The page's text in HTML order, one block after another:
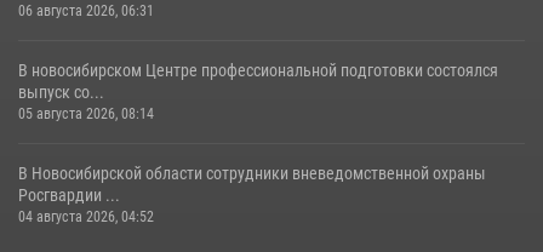
06 августа 2026, 06:31
В новосибирском Центре профессиональной подготовки состоялся
выпуск со...
05 августа 2026, 08:14
В Новосибирской области сотрудники вневедомственной охраны
Росгвардии ...
04 августа 2026, 04:52